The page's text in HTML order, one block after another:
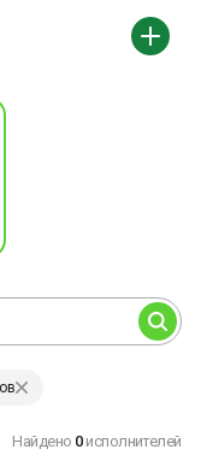
Найдено 0 исполнителей